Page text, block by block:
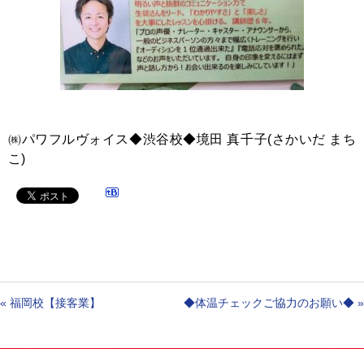
㈱パワフルヴォイス◆渋谷校◆境田 真千子(さかいだ まち
こ)
« 福岡校【接客業】 ◆体温チェックご協力のお願い◆ »